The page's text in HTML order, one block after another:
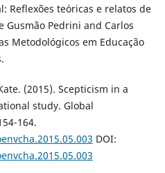
Reflexões teóricas e relatos de
Gusmão Pedrini and Carlos
Metodológicos em Educação
(2015). Scepticism in a
study. Global
164.
DOI: